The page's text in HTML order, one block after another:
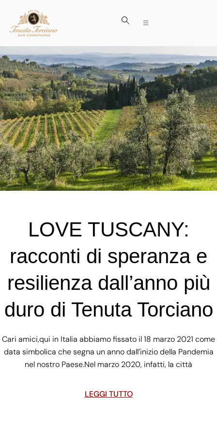
LOVE TUSCANY:
racconti di speranza e
resilienza dall’anno più
duro di Tenuta Torciano
Cari amici,qui in Italia abbiamo fissato il 18 marzo 2021 come
data simbolica che segna un anno dall’inizio della Pandemia
nel nostro Paese.Nel marzo 2020, infatti, la città
LEGGI TUTTO